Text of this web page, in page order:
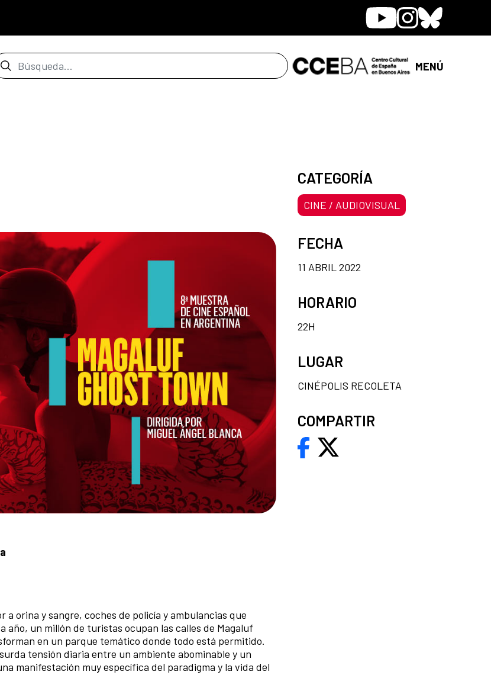
YoutubeInstagram
Bluesky
de búsqueda MENÚ
orina y sangre, coches de policía y ambulancias que
un millón de turistas ocupan las calles de Magaluf
en un parque temático donde todo está permitido.
tensión diaria entre un ambiente abominable y un
manifestación muy específica del paradigma y la vida del
CATEGORÍA
CINE / AUDIOVISUAL
FECHA
11 ABRIL 2022
HORARIO
22H
LUGAR
CINÉPOLIS RECOLETA
COMPARTIR